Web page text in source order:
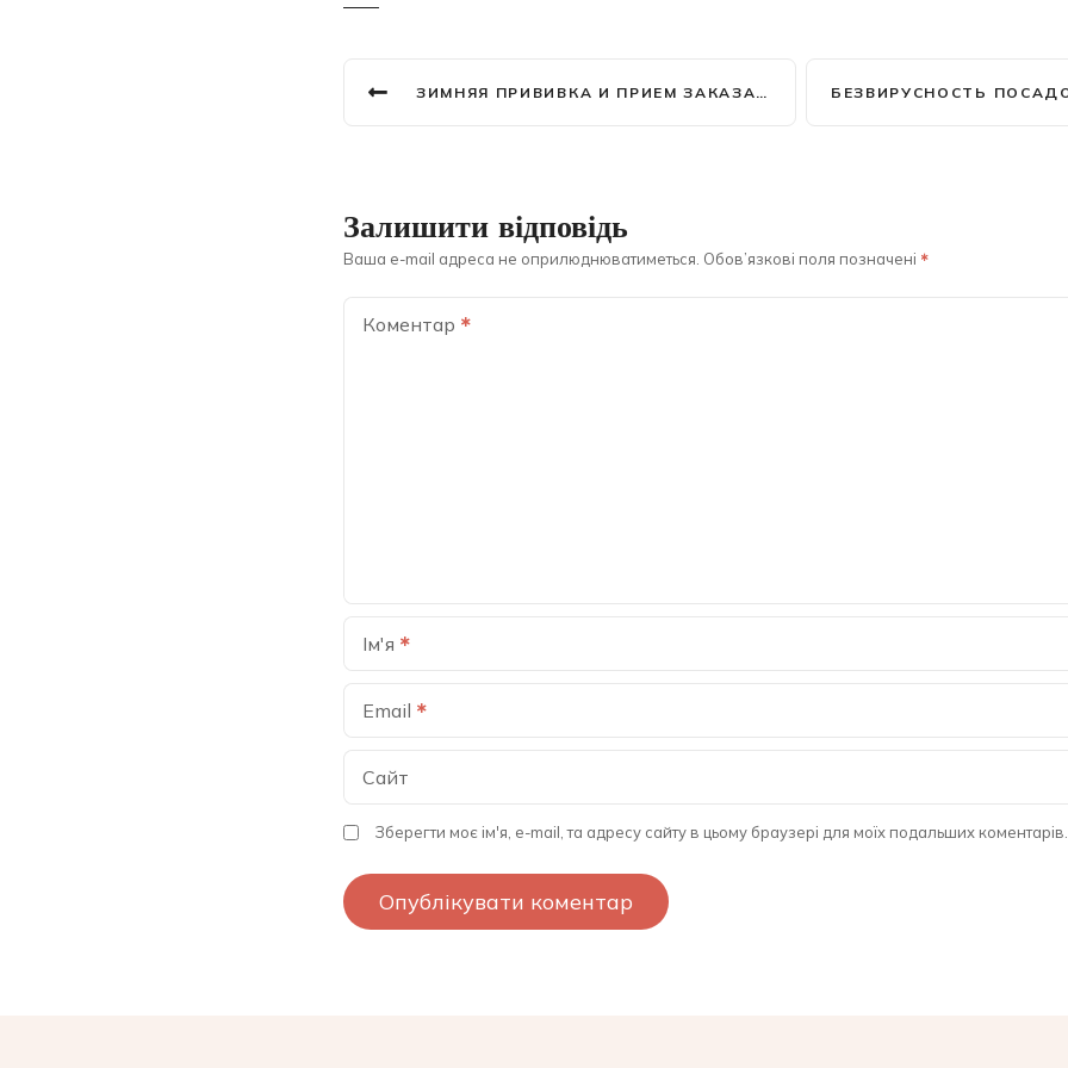
Навігація
ЗИМНЯЯ ПРИВИВКА И ПРИЕМ ЗАКАЗА САЖЕНЦЕВ НА ОСЕНЬ 2018 ГОДА ОТКРЫТ
Залишити відповідь
Ваша e-mail адреса не оприлюднюватиметься. Обов’язкові поля позначені
Коментар
Ім'я
Email
Сайт
Зберегти моє ім'я, e-mail, та адресу сайту в цьому браузері для моїх подальших коментарів.